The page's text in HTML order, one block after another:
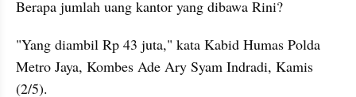
Berapa jumlah uang kantor yang dibawa Rini?
"Yang diambil Rp 43 juta," kata Kabid Humas Polda
Metro Jaya, Kombes Ade Ary Syam Indradi, Kamis
(2/5).